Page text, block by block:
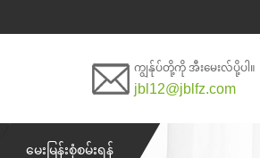
ကျွန်ုပ်တို့ကို အီးမေးလ်ပို့ပါ။
jbl12@jblfz.com
မေးမြန်းစုံစမ်းရန်